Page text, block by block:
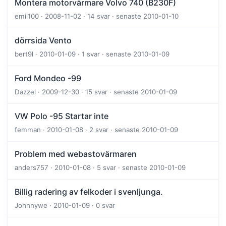
Montera motorvärmare Volvo 740 (B230F)
emil100 · 2008-11-02 · 14 svar · senaste 2010-01-10
dörrsida Vento
bert9l · 2010-01-09 · 1 svar · senaste 2010-01-09
Ford Mondeo -99
Dazzel · 2009-12-30 · 15 svar · senaste 2010-01-09
VW Polo -95 Startar inte
femman · 2010-01-08 · 2 svar · senaste 2010-01-09
Problem med webastovärmaren
anders757 · 2010-01-08 · 5 svar · senaste 2010-01-09
Billig radering av felkoder i svenljunga.
Johnnywe · 2010-01-09 · 0 svar